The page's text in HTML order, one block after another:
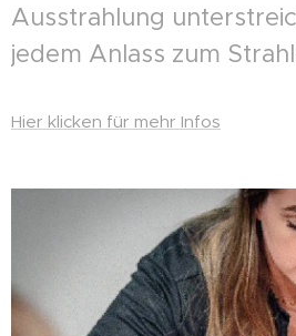
Ausstrahlung
jedem Anlass zum
Hier klicken für mehr Infos